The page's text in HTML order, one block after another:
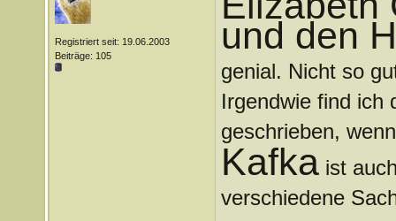
Registriert seit: 19.06.2003
Beiträge: 105
und den
genial. Nicht so
Irgendwie find ich
geschrieben,
Kafkaist
verschiedene